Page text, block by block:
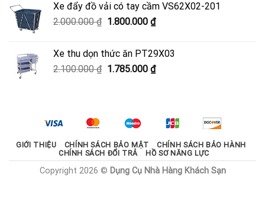
950.000 ₫.là:
600.000 ₫.
Xe đẩy đồ vải có tay cầm VS62X02-201
2.000.000₫ Giá
2.000.000 ₫.
1.800.000 ₫Giá
là:
1.800.000 ₫.
Xe thu dọn thức ăn PT29X03
2.100.000₫ Giá
1.785.000 ₫Giá
1.785.000 ₫.
GIỚI THIỆU CHÍNH SÁCH BẢO MẬT
CHÍNH SÁCH BẢO HÀNH
CHÍNH SÁCH ĐỔI TRẢ
HỒ SƠ NĂNG LỰC
Copyright 2026 © Dụng Cụ Nhà Hàng Khách Sạn